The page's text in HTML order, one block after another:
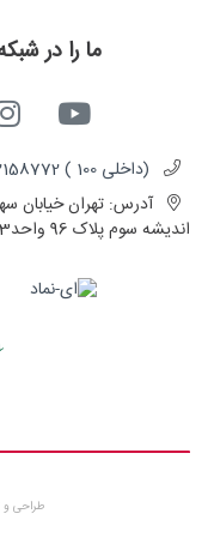
ما را در
(داخلی 100 ) 02158772 - 09201007820
آدرس: تهران خیابان
اندیشه سوم پلاک 96 واحد3
طراحی